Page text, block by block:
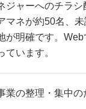
ジャーへのチラ
マネが約50名、
が明確です。
ています。
業の整理・集中の